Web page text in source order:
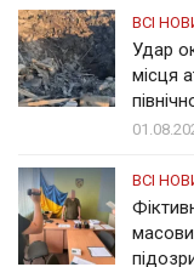
ВСІ
Удар
місця
ВСІ